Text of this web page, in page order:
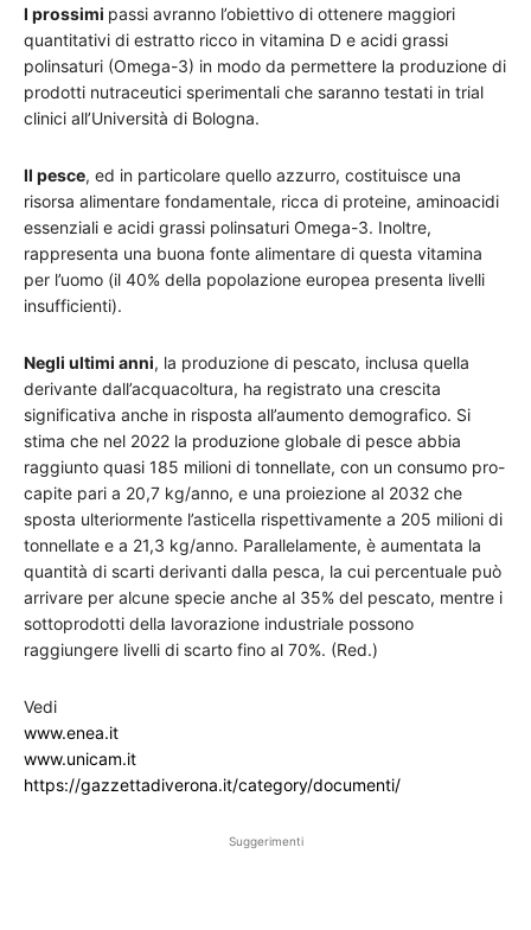
I prossimi passi avranno l’obiettivo di ottenere maggiori
quantitativi di estratto ricco in vitamina D e acidi grassi
polinsaturi (Omega-3) in modo da permettere la produzione di
prodotti nutraceutici sperimentali che saranno testati in trial
clinici all’Università di Bologna.
Il pesce, ed in particolare quello azzurro, costituisce una
risorsa alimentare fondamentale, ricca di proteine, aminoacidi
essenziali e acidi grassi polinsaturi Omega-3. Inoltre,
rappresenta una buona fonte alimentare di questa vitamina
per l’uomo (il 40% della popolazione europea presenta livelli
insufficienti).
Negli ultimi anni, la produzione di pescato, inclusa quella
derivante dall’acquacoltura, ha registrato una crescita
significativa anche in risposta all’aumento demografico. Si
stima che nel 2022 la produzione globale di pesce abbia
raggiunto quasi 185 milioni di tonnellate, con un consumo pro-
capite pari a 20,7 kg/anno, e una proiezione al 2032 che
sposta ulteriormente l’asticella rispettivamente a 205 milioni di
tonnellate e a 21,3 kg/anno. Parallelamente, è aumentata la
quantità di scarti derivanti dalla pesca, la cui percentuale può
arrivare per alcune specie anche al 35% del pescato, mentre i
sottoprodotti della lavorazione industriale possono
raggiungere livelli di scarto fino al 70%. (Red.)
Vedi
www.enea.it
www.unicam.it
https://gazzettadiverona.it/category/documenti/
Suggerimenti